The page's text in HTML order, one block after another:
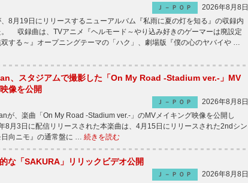
Ｊ－ＰＯＰ
2026年8月8日
8月19日にリリースするニューアルバム『私雨に夏の灯を知る』の収録内
収録曲は、TVアニメ『ヘルモード～やり込み好きのゲーマーは廃設定
する～』オープニングテーマの「ハク」、劇場版『僕の心のヤバイや …
、スタジアムで撮影した「On My Road -Stadium ver.-」MV
像を公開
Ｊ－ＰＯＰ
2026年8月8日
が、楽曲「On My Road -Stadium ver.-」のMVメイキング映像を公開し
月3日に配信リリースされた本楽曲は、4月15日にリリースされた2ndシン
日向ニモ』の通常盤に … 続きを読む
な「SAKURA」リリックビデオ公開
Ｊ－ＰＯＰ 2026年8月8日